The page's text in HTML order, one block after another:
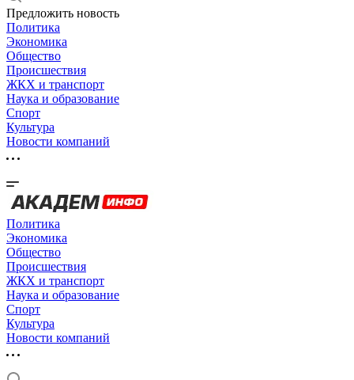
Предложить новость
Политика
Экономика
Общество
Происшествия
ЖКХ и транспорт
Наука и образование
Спорт
Культура
Новости компаний
Политика
Экономика
Общество
Происшествия
ЖКХ и транспорт
Наука и образование
Спорт
Культура
Новости компаний